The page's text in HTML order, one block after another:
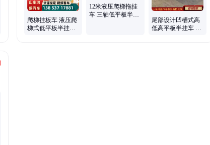
爬梯挂板车 液压爬
梯式低平板半挂车
12米液压爬梯拖挂
车 三轴低平板半挂
尾部设计凹槽式高
低高平板半挂车 挖